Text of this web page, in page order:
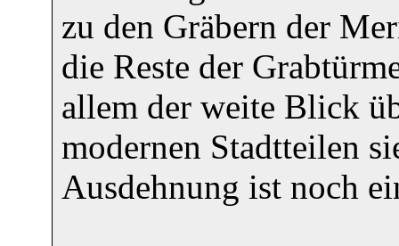
zu den Gräbern der
die Reste der
allem der weite Blick
modernen Stadtteilen
Ausdehnung ist noch